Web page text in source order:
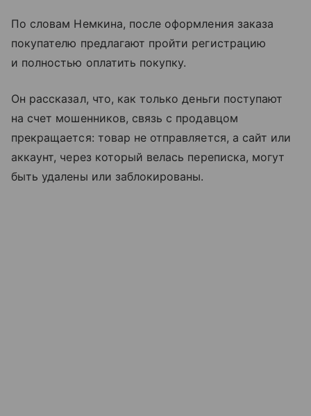
По словам Немкина, после оформления заказа
покупателю предлагают пройти регистрацию
и полностью оплатить покупку.
Он рассказал, что, как только деньги поступают
на счет мошенников, связь с продавцом
прекращается: товар не отправляется, а сайт или
аккаунт, через который велась переписка, могут
быть удалены или заблокированы.